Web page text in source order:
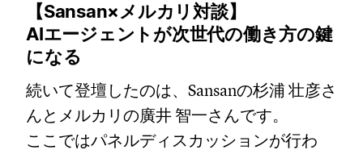
【Sansan×メルカリ対談】
AIエージェントが次世代の働き方の鍵
になる
続いて登壇したのは、Sansanの杉浦 壮彦さ
んとメルカリの廣井 智一さんです。
ここではパネルディスカッションが行わ